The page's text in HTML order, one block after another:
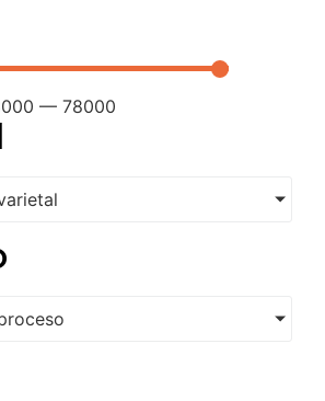
—78000